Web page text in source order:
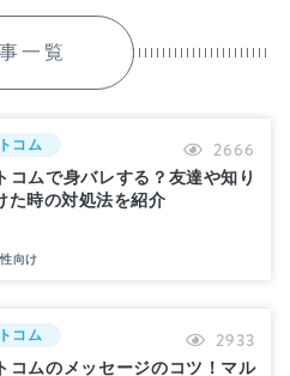
一覧
コム 2666
コムで身バレする？友達や知り
た時の対処法を紹介
向け
コム 2933
コムのメッセージのコツ！マル